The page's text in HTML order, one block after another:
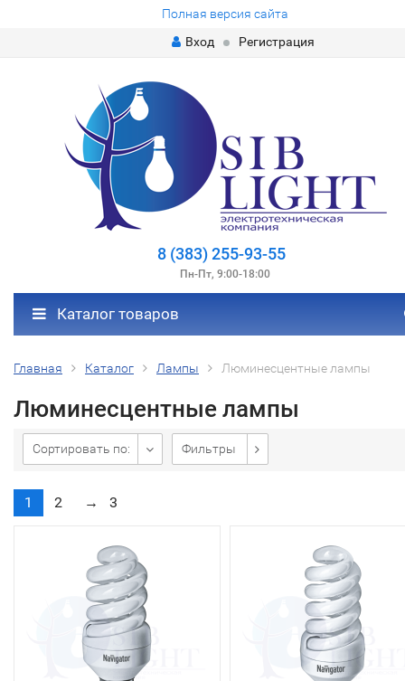
Полная версия сайта
Вход
Регистрация
8 (383) 255-93-55
Пн-Пт, 9:00-18:00
Каталог товаров
Главная Каталог Лампы Люминесцентные лампы
Люминесцентные лампы
Сортировать по: Фильтры
1 2 → 3